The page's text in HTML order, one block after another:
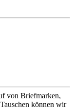
von Briefmarken,
können wir